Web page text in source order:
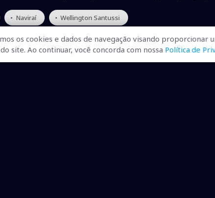
• Naviraí • Wellington Santussi
os cookies e dados de navegação visando
site. Ao continuar, você concorda com nossa Política de